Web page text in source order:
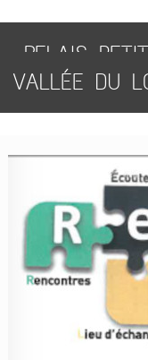
RELAIS
VALLÉE DU